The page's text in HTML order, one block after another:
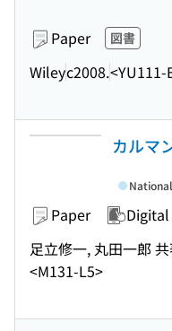
Paper 図書
Wileyc2008.<YU111-
カルマ
Paper Digital
足立修一, 丸田一郎
<M131-L5>